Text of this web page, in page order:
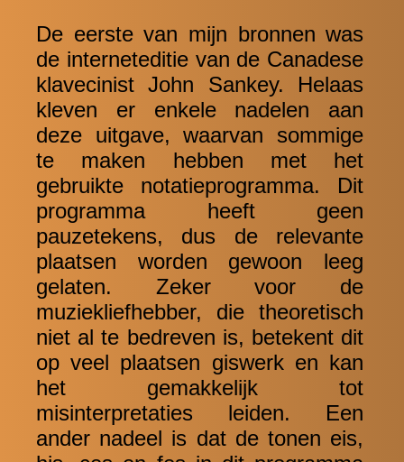
De eerste van mijn bronnen was
de interneteditie van de Canadese
klavecinist John Sankey. Helaas
kleven er enkele nadelen aan
deze uitgave, waarvan sommige
te maken hebben met het
gebruikte notatieprogramma. Dit
programma heeft geen
pauzetekens, dus de relevante
plaatsen worden gewoon leeg
gelaten. Zeker voor de
muziekliefhebber, die theoretisch
niet al te bedreven is, betekent dit
op veel plaatsen giswerk en kan
het gemakkelijk tot
misinterpretaties leiden. Een
ander nadeel is dat de tonen eis,